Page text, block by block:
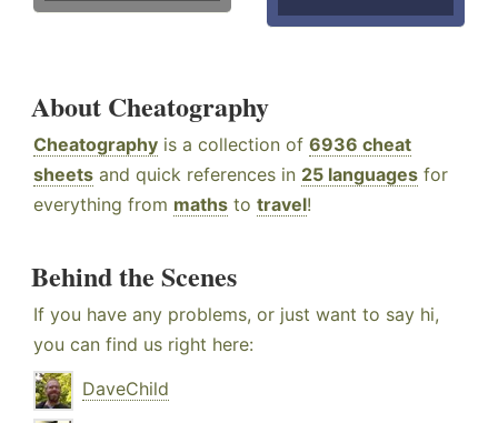
About Cheatography
Cheatography is a collection of 6936 cheat
sheets and quick references in 25 languages for
everything from maths to travel!
Behind the Scenes
If you have any problems, or just want to say hi,
you can find us right here:
DaveChild